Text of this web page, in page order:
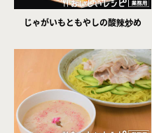
じゃがいもともやしの酸辣炒め